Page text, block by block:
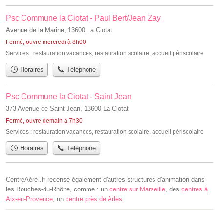
Psc Commune la Ciotat - Paul Bert/Jean Zay
Avenue de la Marine, 13600 La Ciotat
Fermé, ouvre mercredi à 8h00
Services : restauration vacances, restauration scolaire, accueil périscolaire
Horaires Téléphone
Psc Commune la Ciotat - Saint Jean
373 Avenue de Saint Jean, 13600 La Ciotat
Fermé, ouvre demain à 7h30
Services : restauration vacances restauration scolaire accueil périscolaire
Horaires Téléphone
CentreAéré .fr recense également d'autres structures d'animation dans
les Bouches-du-Rhône, comme : un centre sur Marseille , des centres à
Aix-en-Provence , un centre près de Arles